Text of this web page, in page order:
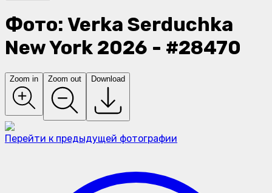
Фото: Verka Serduchka
New York 2026 - #28470
Zoom in Zoom out Download
Перейти к предыдущей фотографии